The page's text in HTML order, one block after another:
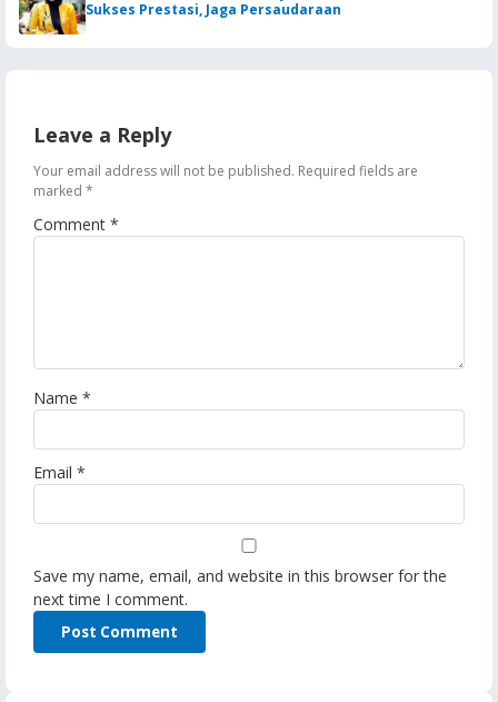
Sukses Prestasi, Jaga Persaudaraan
Leave a Reply
Your email address will not be published. Required fields are
marked *
Comment *
Name *
Email *
Save my name, email, and website in this browser for the
next time I comment.